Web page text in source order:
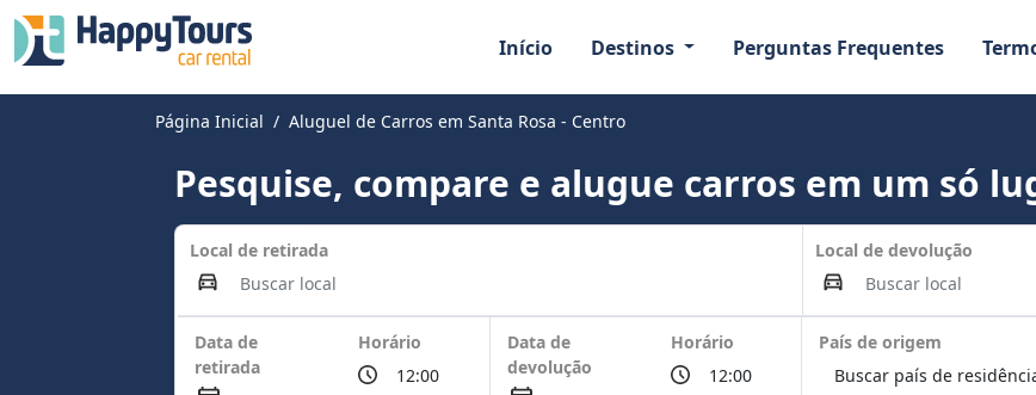
Início Destinos Perguntas Frequentes
Página Inicial Aluguel de Carros em Santa Rosa - Centro
Pesquise, compare e alugue carros em um só
Local de retirada Local de devolução
Data de
retirada
Horário
Data de
devolução
Horário País de origem